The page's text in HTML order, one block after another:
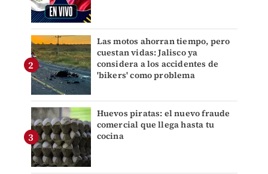
Las motos ahorran tiempo, pero
cuestan vidas: Jalisco ya
considera a los accidentes de
'bikers' como problema
Huevos piratas: el nuevo fraude
comercial que llega hasta tu
cocina